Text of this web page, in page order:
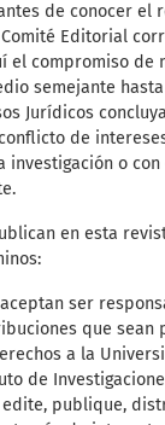
de conocer el
Editorial
el compromiso de
semejante
Jurídicos
de
investigación o
en esta
ser
que sean
a la
de
publique,